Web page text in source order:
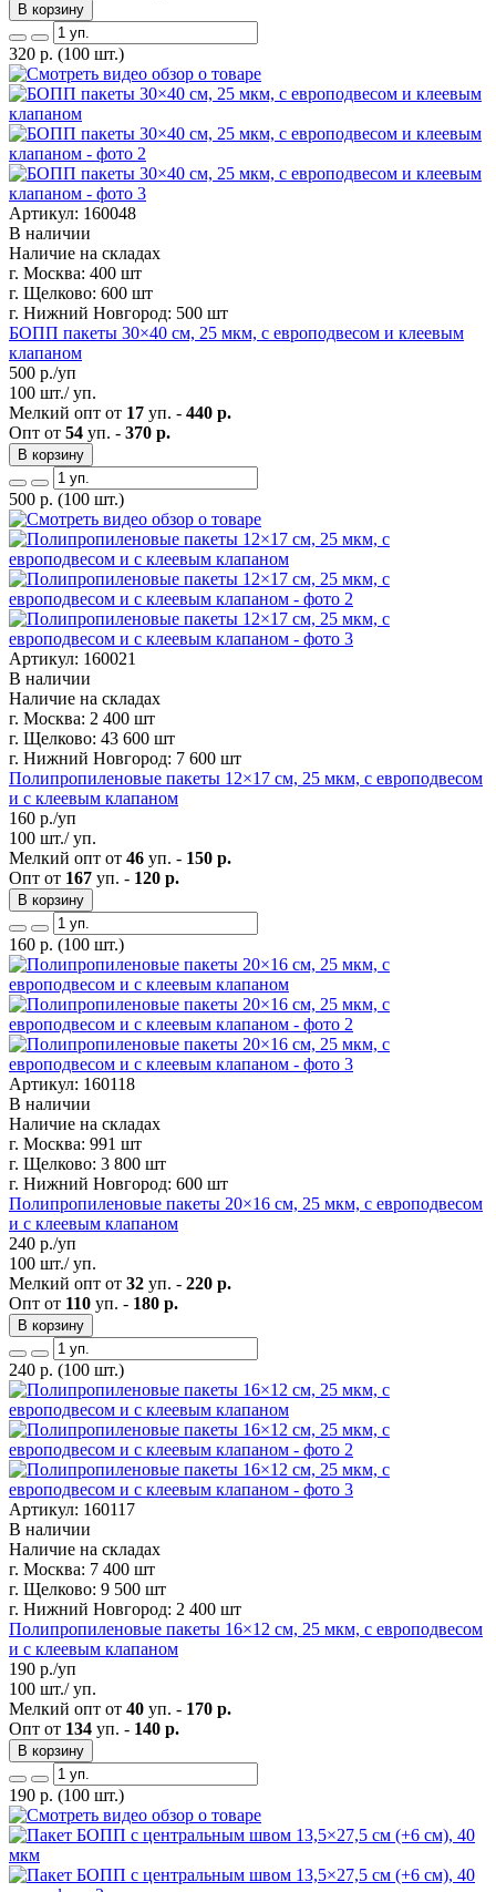
В корзину
320 р. (100 шт.)
Артикул: 160048
В наличии
Наличие на складах
г. Москва: 400 шт
г. Щелково: 600 шт
г. Нижний Новгород: 500 шт
БОПП пакеты 30×40 см, 25 мкм, с европодвесом и клеевым
клапаном
500 р./уп
100 шт./ уп.
Мелкий опт от 17 уп. - 440 р.
Опт от 54 уп. - 370 р.
В корзину
500 р. (100 шт.)
Артикул: 160021
В наличии
Наличие на складах
г. Москва: 2 400 шт
г. Щелково: 43 600 шт
г. Нижний Новгород: 7 600 шт
Полипропиленовые пакеты 12×17 см, 25 мкм, с европодвесом
и с клеевым клапаном
160 р./уп
100 шт./ уп.
Мелкий опт от 46 уп. - 150 р.
Опт от 167 уп. - 120 р.
В корзину
160 р. (100 шт.)
Артикул: 160118
В наличии
Наличие на складах
г. Москва: 991 шт
г. Щелково: 3 800 шт
г. Нижний Новгород: 600 шт
Полипропиленовые пакеты 20×16 см, 25 мкм, с европодвесом
и с клеевым клапаном
240 р./уп
100 шт./ уп.
Мелкий опт от 32 уп. - 220 р.
Опт от 110 уп. - 180 р.
В корзину
240 р. (100 шт.)
Артикул: 160117
В наличии
Наличие на складах
г. Москва: 7 400 шт
г. Щелково: 9 500 шт
г. Нижний Новгород: 2 400 шт
Полипропиленовые пакеты 16×12 см, 25 мкм, с европодвесом
и с клеевым клапаном
190 р./уп
100 шт./ уп.
Мелкий опт от 40 уп. - 170 р.
Опт от 134 уп. - 140 р.
В корзину
190 р. (100 шт.)